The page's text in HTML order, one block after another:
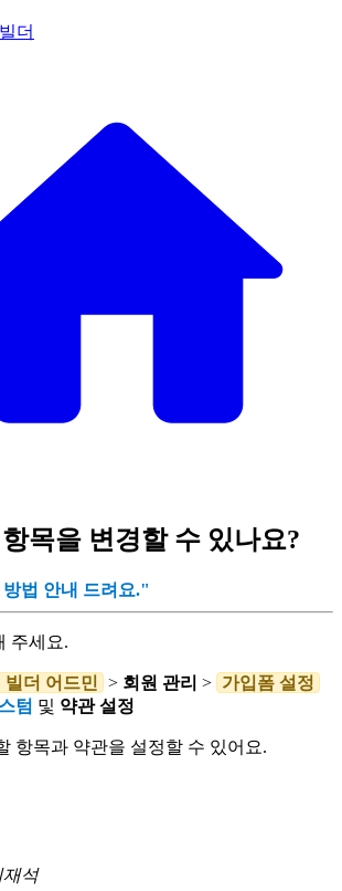
더
목을 변경할 수 있나요?
법 안내 드려요."
주세요.
더 어드민 > 회원 관리 > 가입폼 설정
텀 및 약관 설정
항목과 약관을 설정할 수 있어요.
재석